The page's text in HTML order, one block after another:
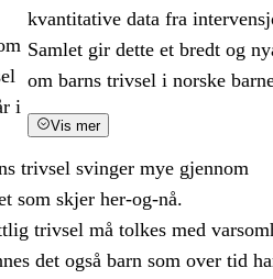
kvantitative data fra
Samlet gir dette et bredt og
om barns trivsel i norske
Vis mer
i
trivsel svinger mye gjennom
som skjer her-og-nå.
trivsel må tolkes med
det også barn som over tid